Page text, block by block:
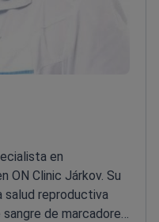
en
ON Clinic Járkov. Su
salud reproductiva
de marcadores